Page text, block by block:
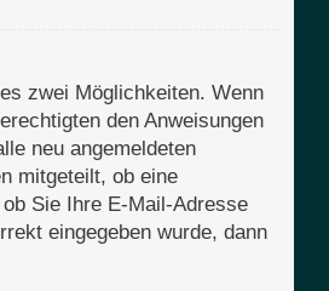
zwei Möglichkeiten. Wenn
den Anweisungen
neu angemeldeten
mitgeteilt, ob eine
Sie Ihre E-Mail-Adresse
eingegeben wurde, dann